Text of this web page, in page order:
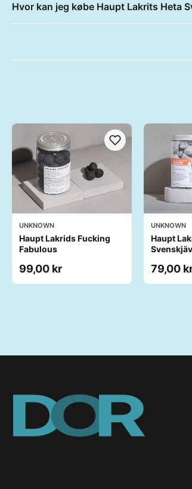
Hvor kan jeg købe Haupt Lakrits Heta
UNKNOWN
Haupt Lakrids Fucking
Fabulous
99,00 kr
UNKNOWN
Haupt
79,00